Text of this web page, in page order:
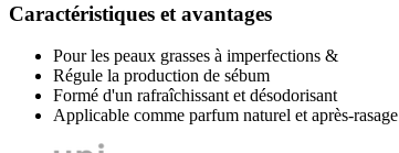
Caractéristiques et avantages
Pour les peaux grasses à imperfections &
Régule la production de sébum
Formé d'un rafraîchissant et désodorisant
Applicable comme parfum naturel et après-rasage